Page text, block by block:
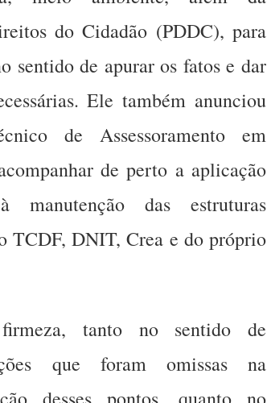
do Cidadão (PDDC), para
sentido de apurar os fatos e dar
Ele também anunciou
de Assessoramento em
de perto a aplicação
manutenção das estruturas
TCDF, DNIT, Crea e do próprio
tanto no sentido de
que foram omissas na
desses pontos, quanto no